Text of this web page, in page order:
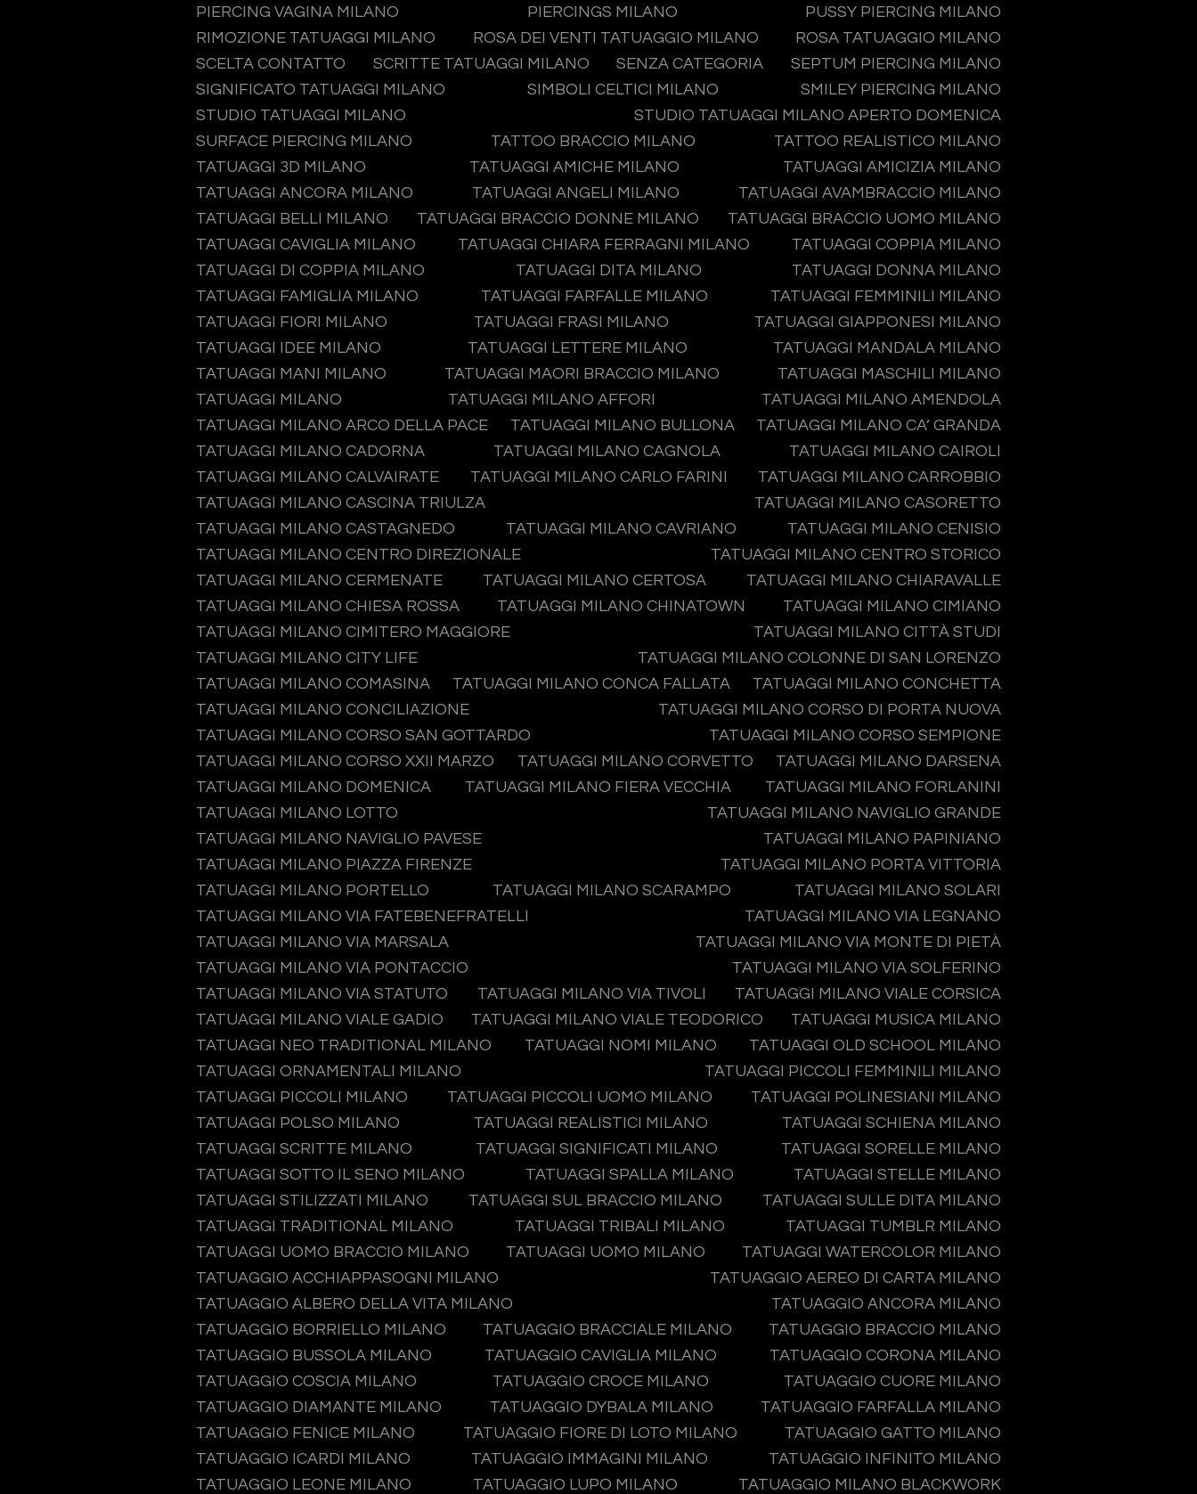
PIERCING VAGINA MILANO
PIERCINGS MILANO
PUSSY PIERCING MILANO
RIMOZIONE TATUAGGI MILANO
ROSA DEI VENTI TATUAGGIO MILANO
ROSA TATUAGGIO MILANO
SCELTA CONTATTO
SCRITTE TATUAGGI MILANO SENZA CATEGORIA
SEPTUM PIERCING MILANO
SIGNIFICATO TATUAGGI MILANO
SIMBOLI CELTICI MILANO
SMILEY PIERCING MILANO
STUDIO TATUAGGI MILANO
STUDIO TATUAGGI MILANO APERTO DOMENICA
SURFACE PIERCING MILANO
TATTOO BRACCIO MILANO
TATTOO REALISTICO MILANO
TATUAGGI 3D MILANO
TATUAGGI AMICHE MILANO
TATUAGGI AMICIZIA MILANO
TATUAGGI ANCORA MILANO
TATUAGGI ANGELI MILANO
TATUAGGI AVAMBRACCIO MILANO
TATUAGGI BELLI MILANO
TATUAGGI BRACCIO DONNE MILANO
TATUAGGI BRACCIO UOMO MILANO
TATUAGGI CAVIGLIA MILANO
TATUAGGI CHIARA FERRAGNI MILANO
TATUAGGI COPPIA MILANO
TATUAGGI DI COPPIA MILANO
TATUAGGI DITA MILANO
TATUAGGI DONNA MILANO
TATUAGGI FAMIGLIA MILANO
TATUAGGI FARFALLE MILANO
TATUAGGI FEMMINILI MILANO
TATUAGGI FIORI MILANO
TATUAGGI FRASI MILANO
TATUAGGI GIAPPONESI MILANO
TATUAGGI IDEE MILANO
TATUAGGI LETTERE MILANO
TATUAGGI MANDALA MILANO
TATUAGGI MANI MILANO
TATUAGGI MAORI BRACCIO MILANO
TATUAGGI MASCHILI MILANO
TATUAGGI MILANO
TATUAGGI MILANO AFFORI
TATUAGGI MILANO AMENDOLA
TATUAGGI MILANO ARCO DELLA PACE
TATUAGGI MILANO BULLONA
TATUAGGI MILANO CA’ GRANDA
TATUAGGI MILANO CADORNA
TATUAGGI MILANO CAGNOLA
TATUAGGI MILANO CAIROLI
TATUAGGI MILANO CALVAIRATE
TATUAGGI MILANO CARLO FARINI
TATUAGGI MILANO CARROBBIO
TATUAGGI MILANO CASCINA TRIULZA
TATUAGGI MILANO CASORETTO
TATUAGGI MILANO CASTAGNEDO
TATUAGGI MILANO CAVRIANO
TATUAGGI MILANO CENISIO
TATUAGGI MILANO CENTRO DIREZIONALE
TATUAGGI MILANO CENTRO STORICO
TATUAGGI MILANO CERMENATE
TATUAGGI MILANO CERTOSA
TATUAGGI MILANO CHIARAVALLE
TATUAGGI MILANO CHIESA ROSSA
TATUAGGI MILANO CHINATOWN
TATUAGGI MILANO CIMIANO
TATUAGGI MILANO CIMITERO MAGGIORE
TATUAGGI MILANO CITTÀ STUDI
TATUAGGI MILANO CITY LIFE
TATUAGGI MILANO COLONNE DI SAN LORENZO
TATUAGGI MILANO COMASINA
TATUAGGI MILANO CONCA FALLATA
TATUAGGI MILANO CONCHETTA
TATUAGGI MILANO CONCILIAZIONE
TATUAGGI MILANO CORSO DI PORTA NUOVA
TATUAGGI MILANO CORSO SAN GOTTARDO
TATUAGGI MILANO CORSO SEMPIONE
TATUAGGI MILANO CORSO XXII MARZO
TATUAGGI MILANO CORVETTO
TATUAGGI MILANO DARSENA
TATUAGGI MILANO DOMENICA
TATUAGGI MILANO FIERA VECCHIA
TATUAGGI MILANO FORLANINI
TATUAGGI MILANO LOTTO
TATUAGGI MILANO NAVIGLIO GRANDE
TATUAGGI MILANO NAVIGLIO PAVESE
TATUAGGI MILANO PAPINIANO
TATUAGGI MILANO PIAZZA FIRENZE
TATUAGGI MILANO PORTA VITTORIA
TATUAGGI MILANO PORTELLO
TATUAGGI MILANO SCARAMPO
TATUAGGI MILANO SOLARI
TATUAGGI MILANO VIA FATEBENEFRATELLI
TATUAGGI MILANO VIA LEGNANO
TATUAGGI MILANO VIA MARSALA
TATUAGGI MILANO VIA MONTE DI PIETÀ
TATUAGGI MILANO VIA PONTACCIO
TATUAGGI MILANO VIA SOLFERINO
TATUAGGI MILANO VIA STATUTO
TATUAGGI MILANO VIA TIVOLI
TATUAGGI MILANO VIALE CORSICA
TATUAGGI MILANO VIALE GADIO
TATUAGGI MILANO VIALE TEODORICO
TATUAGGI MUSICA MILANO
TATUAGGI NEO TRADITIONAL MILANO
TATUAGGI NOMI MILANO
TATUAGGI OLD SCHOOL MILANO
TATUAGGI ORNAMENTALI MILANO
TATUAGGI PICCOLI FEMMINILI MILANO
TATUAGGI PICCOLI MILANO
TATUAGGI PICCOLI UOMO MILANO
TATUAGGI POLINESIANI MILANO
TATUAGGI POLSO MILANO
TATUAGGI REALISTICI MILANO
TATUAGGI SCHIENA MILANO
TATUAGGI SCRITTE MILANO
TATUAGGI SIGNIFICATI MILANO
TATUAGGI SORELLE MILANO
TATUAGGI SOTTO IL SENO MILANO
TATUAGGI SPALLA MILANO
TATUAGGI STELLE MILANO
TATUAGGI STILIZZATI MILANO
TATUAGGI SUL BRACCIO MILANO
TATUAGGI SULLE DITA MILANO
TATUAGGI TRADITIONAL MILANO
TATUAGGI TRIBALI MILANO
TATUAGGI TUMBLR MILANO
TATUAGGI UOMO BRACCIO MILANO
TATUAGGI UOMO MILANO
TATUAGGI WATERCOLOR MILANO
TATUAGGIO ACCHIAPPASOGNI MILANO
TATUAGGIO AEREO DI CARTA MILANO
TATUAGGIO ALBERO DELLA VITA MILANO
TATUAGGIO ANCORA MILANO
TATUAGGIO BORRIELLO MILANO
TATUAGGIO BRACCIALE MILANO
TATUAGGIO BRACCIO MILANO
TATUAGGIO BUSSOLA MILANO
TATUAGGIO CAVIGLIA MILANO
TATUAGGIO CORONA MILANO
TATUAGGIO COSCIA MILANO
TATUAGGIO CROCE MILANO
TATUAGGIO CUORE MILANO
TATUAGGIO DIAMANTE MILANO
TATUAGGIO DYBALA MILANO
TATUAGGIO FARFALLA MILANO
TATUAGGIO FENICE MILANO
TATUAGGIO FIORE DI LOTO MILANO
TATUAGGIO GATTO MILANO
TATUAGGIO ICARDI MILANO
TATUAGGIO IMMAGINI MILANO
TATUAGGIO INFINITO MILANO
TATUAGGIO LEONE MILANO
TATUAGGIO LUPO MILANO
TATUAGGIO MILANO BLACKWORK